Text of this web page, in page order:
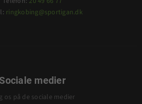
ringkobing@sportigan.dk
Sociale medier
os på de sociale medier